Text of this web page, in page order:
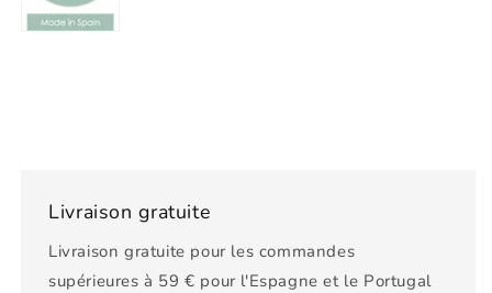
Livraison gratuite
Livraison gratuite pour les commandes
supérieures à 59 € pour l'Espagne et le Portugal